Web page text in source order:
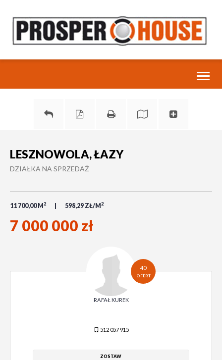
LESZNOWOLA, ŁAZY
DZIAŁKA NA SPRZEDAŻ
11 700,00 M 2 598,29 ZŁ/M 2
7 000 000 zł
40
OFERT
RAFAŁ KUREK
512 057 915
ZOSTAW